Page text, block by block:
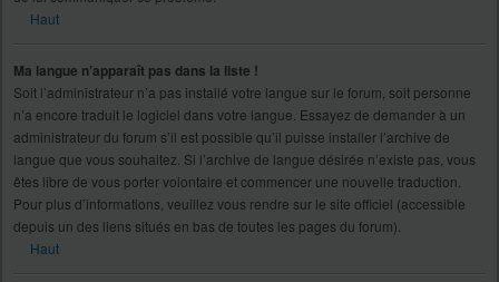
Haut
Ma langue n’apparaît pas dans la liste !
Soit l’administrateur n’a pas installé votre langue sur le forum, soit personne
n’a encore traduit le logiciel dans votre langue. Essayez de demander à un
administrateur du forum s’il est possible qu’il puisse installer l’archive de
langue que vous souhaitez. Si l’archive de langue désirée n’existe pas, vous
êtes libre de vous porter volontaire et commencer une nouvelle traduction.
Pour plus d’informations, veuillez vous rendre sur le site officiel (accessible
depuis un des liens situés en bas de toutes les pages du forum).
Haut